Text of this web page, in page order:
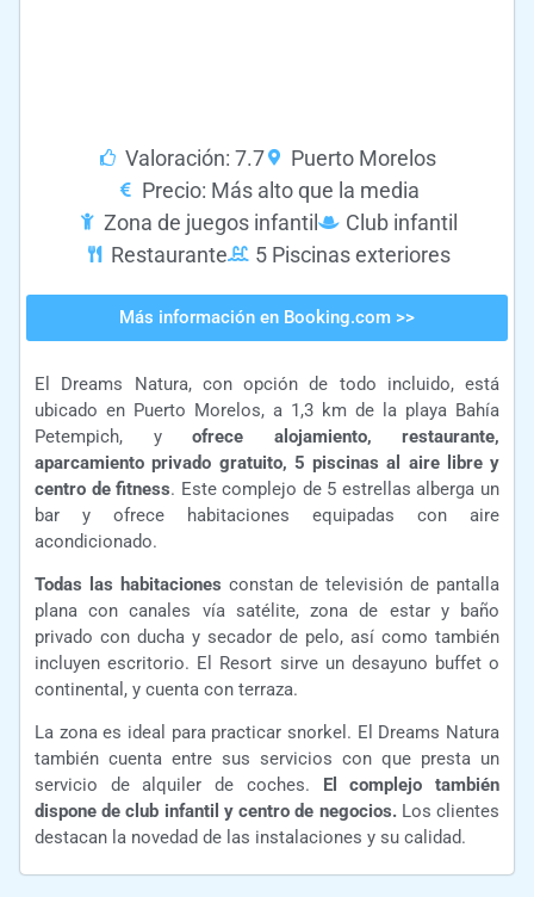
Valoración: 7.7
Puerto Morelos
Precio: Más alto que la media
Zona de juegos infantil
Club infantil
Restaurante
5 Piscinas exteriores
Más información en Booking.com >>
El Dreams Natura, con opción de todo incluido, está
ubicado en Puerto Morelos, a 1,3 km de la playa Bahía
Petempich, y ofrece alojamiento, restaurante,
aparcamiento privado gratuito, 5 piscinas al aire libre y
centro de fitness. Este complejo de 5 estrellas alberga un
bar y ofrece habitaciones equipadas con aire
acondicionado.
Todas las habitaciones constan de televisión de pantalla
plana con canales vía satélite, zona de estar y baño
privado con ducha y secador de pelo, así como también
incluyen escritorio. El Resort sirve un desayuno buffet o
continental, y cuenta con terraza.
La zona es ideal para practicar snorkel. El Dreams Natura
también cuenta entre sus servicios con que presta un
servicio de alquiler de coches.
El complejo también
dispone de club infantil y centro de negocios. Los clientes
destacan la novedad de las instalaciones y su calidad.